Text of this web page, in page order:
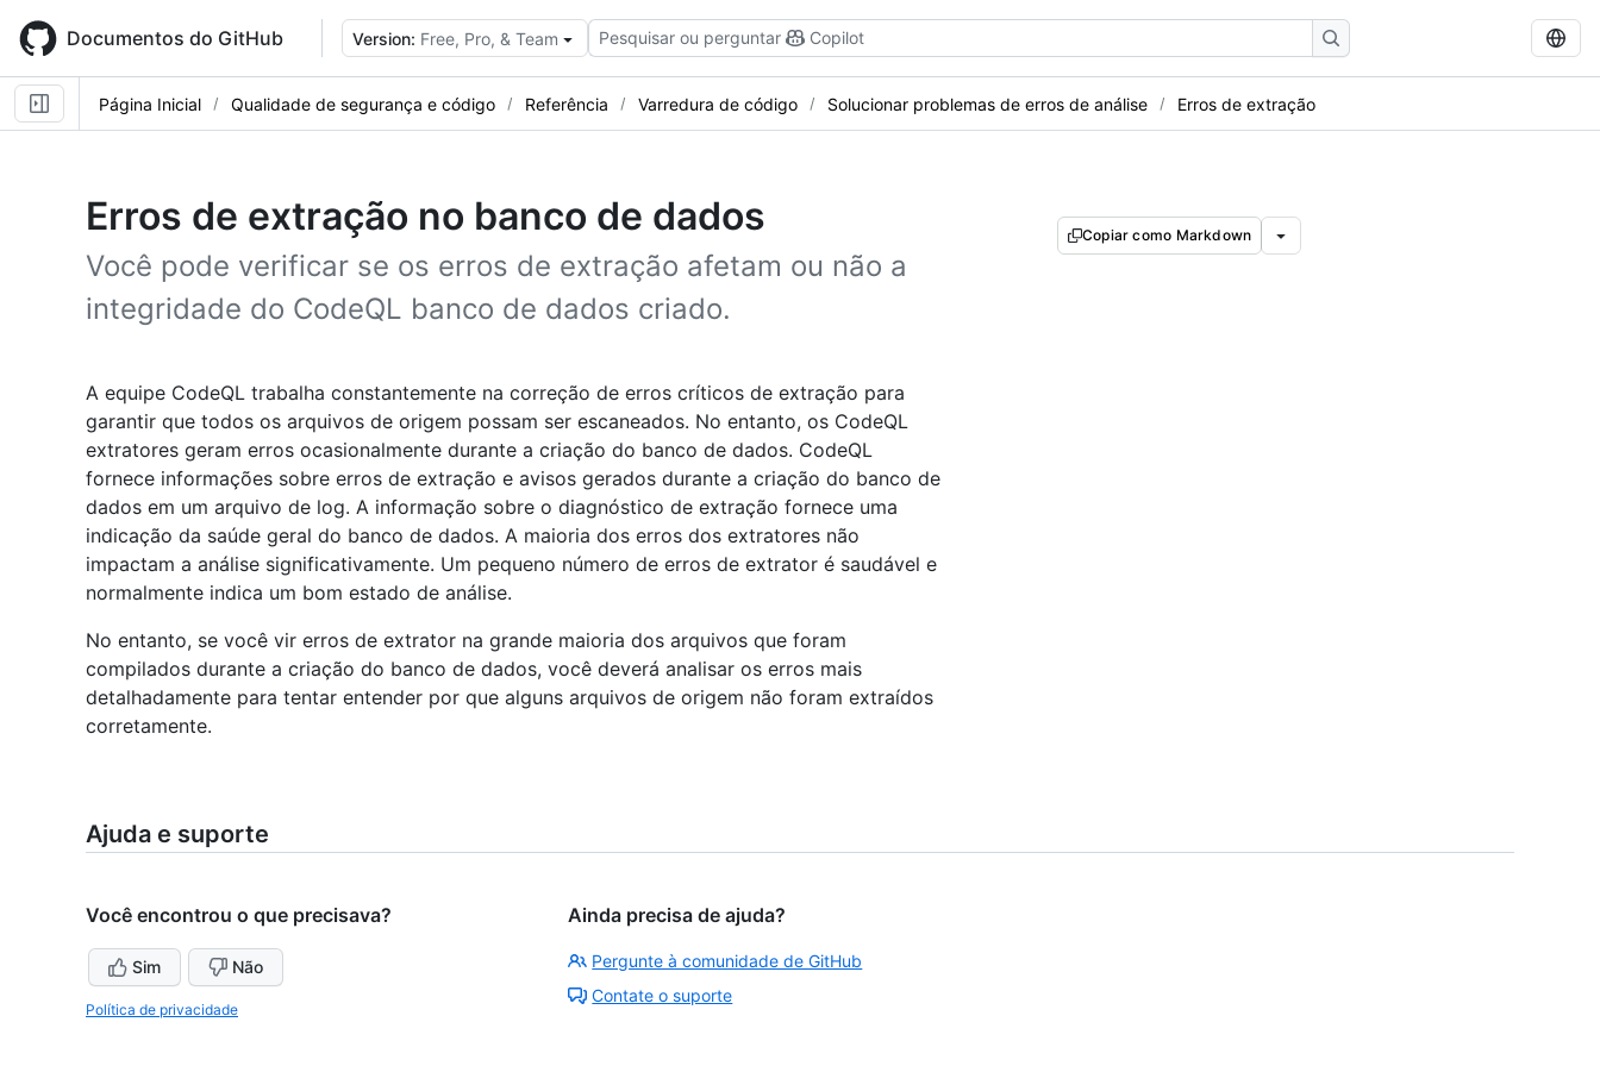
main
content
Documentos do GitHub Version: Free, Pro, & Team Pesquisar ou perguntar Copilot
Página Inicial Qualidade de segurança e código Referência Varredura de código Solucionar problemas de erros de análise Erros de extração
Erros de extração no banco de dados
Você pode verificar se os erros de extração afetam ou não a
integridade do CodeQL banco de dados criado.
Copiar como Markdown
A equipe CodeQL trabalha constantemente na correção de erros críticos de extração para
garantir que todos os arquivos de origem possam ser escaneados. No entanto, os CodeQL
extratores geram erros ocasionalmente durante a criação do banco de dados. CodeQL
fornece informações sobre erros de extração e avisos gerados durante a criação do banco de
dados em um arquivo de log. A informação sobre o diagnóstico de extração fornece uma
indicação da saúde geral do banco de dados. A maioria dos erros dos extratores não
impactam a análise significativamente. Um pequeno número de erros de extrator é saudável e
normalmente indica um bom estado de análise.
No entanto, se você vir erros de extrator na grande maioria dos arquivos que foram
compilados durante a criação do banco de dados, você deverá analisar os erros mais
detalhadamente para tentar entender por que alguns arquivos de origem não foram extraídos
corretamente.
Ajuda e suporte
Você encontrou o que precisava?
Sim Não
Política de privacidade
Ainda precisa de ajuda?
Pergunte à comunidade de GitHub
Contate o suporte